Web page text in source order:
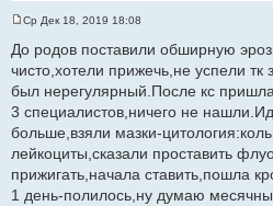
о
б
е
н
е
Ср Дек 18, 2019 18:08
До родов поставили обширную
чисто,хотели прижечь,не успели тк
был нерегулярный.После кс
3 специалистов,ничего не
больше,взяли мазки-
лейкоциты,сказали проставить
прижигать,начала ставить,пошла
1 день-полилось,ну думаю